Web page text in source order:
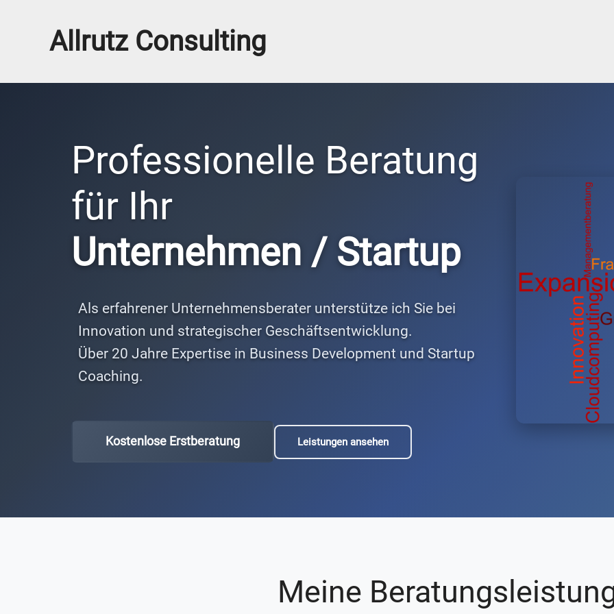
Allrutz Consulting
Professionelle Beratung
für Ihr
Unternehmen / Startup
Als erfahrener Unternehmensberater unterstütze ich Sie bei
Innovation und strategischer Geschäftsentwicklung.
Über 20 Jahre Expertise in Business Development und Startup
Coaching.
Kostenlose Erstberatung Leistungen ansehen
Meine